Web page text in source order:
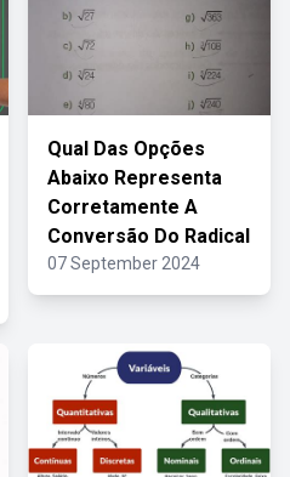
Qual Das Opções
Abaixo Representa
Corretamente A
Conversão Do Radical
07 September 2024